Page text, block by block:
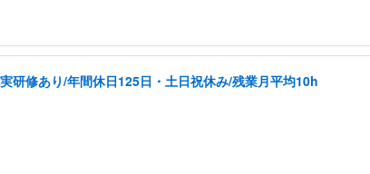
研修あり/年間休日125日・土日祝休み/残業月平均10h